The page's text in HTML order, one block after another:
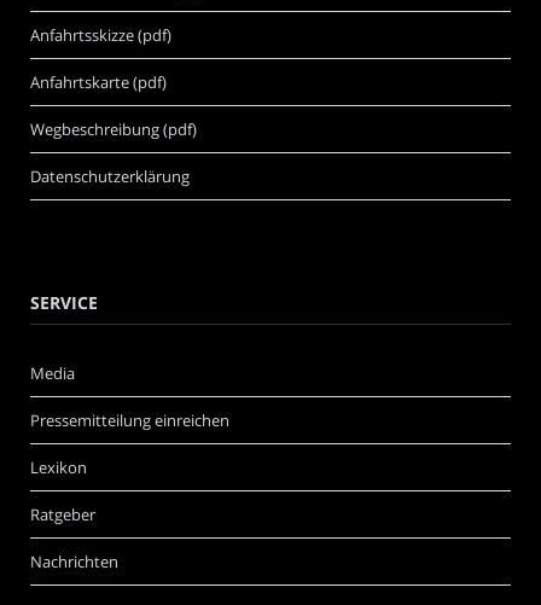
Anfahrtsskizze (pdf)
Anfahrtskarte (pdf)
Wegbeschreibung (pdf)
Datenschutzerklärung
SERVICE
Media
Pressemitteilung einreichen
Lexikon
Ratgeber
Nachrichten